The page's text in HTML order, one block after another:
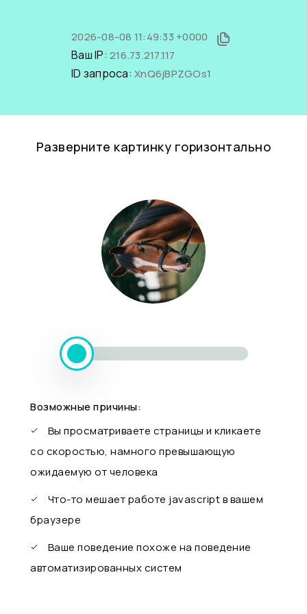
2026-08-08 11:49:33 +0000
Ваш IP: 216.73.217.117
ID запроса: XnQ6jBPZGOs1
Разверните картинку горизонтально
Возможные причины:
Вы просматриваете страницы и кликаете
со скоростью, намного превышающую
ожидаемую от человека
Что-то мешает работе javascript в вашем
браузере
Ваше поведение похоже на поведение
автоматизированных систем